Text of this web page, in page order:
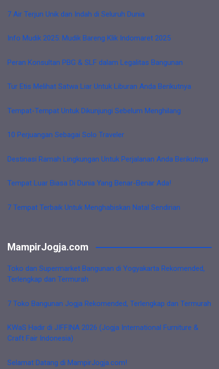
7 Air Terjun Unik dan Indah di Seluruh Dunia
Info Mudik 2025: Mudik Bareng Klik Indomaret 2025
Peran Konsultan PBG & SLF dalam Legalitas Bangunan
Tur Etis Melihat Satwa Liar Untuk Liburan Anda Berikutnya
Tempat-Tempat Untuk Dikunjungi Sebelum Menghilang
10 Perjuangan Sebagai Solo Traveler
Destinasi Ramah Lingkungan Untuk Perjalanan Anda Berikutnya
Tempat Luar Biasa Di Dunia Yang Benar-Benar Ada!
7 Tempat Terbaik Untuk Menghabiskan Natal Sendirian
MampirJogja.com
Toko dan Supermarket Bangunan di Yogyakarta Rekomended,
Terlengkap dan Termurah
7 Toko Bangunan Jogja Rekomended, Terlengkap dan Termurah
KWaS Hadir di JIFFINA 2026 (Jogja International Furniture &
Craft Fair Indonesia)
Selamat Datang di MampirJogja.com!